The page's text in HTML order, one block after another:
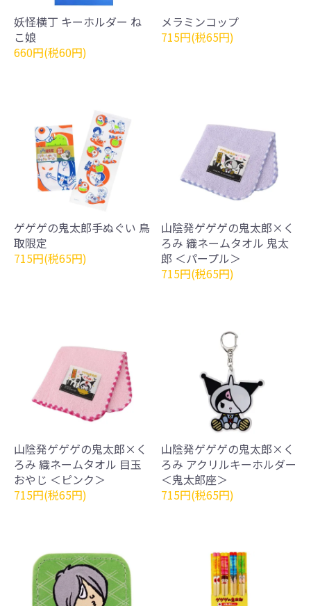
妖怪横丁 キーホルダー ね
こ娘
660円(税60円)
メラミンコップ
715円(税65円)
ゲゲゲの鬼太郎手ぬぐい 鳥
取限定
715円(税65円)
山陰発ゲゲゲの鬼太郎×く
ろみ 織ネームタオル 鬼太
郎 ＜パープル＞
715円(税65円)
山陰発ゲゲゲの鬼太郎×く
ろみ 織ネームタオル 目玉
おやじ ＜ピンク＞
715円(税65円)
山陰発ゲゲゲの鬼太郎×く
ろみ アクリルキーホルダー
＜鬼太郎座＞
715円(税65円)